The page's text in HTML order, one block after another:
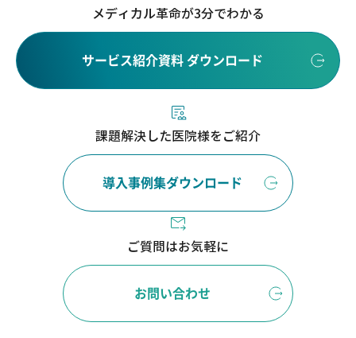
メディカル革命が3分でわかる
サービス紹介資料 ダウンロード
課題解決した医院様をご紹介
導入事例集ダウンロード
ご質問はお気軽に
お問い合わせ